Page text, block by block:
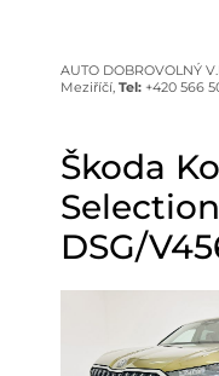
AUTO DOBROVOLNÝ
Meziříčí, Tel: +420 566
Škoda
DSG/